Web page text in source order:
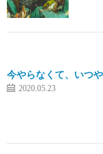
今やらなくて、いつ
2020.05.23